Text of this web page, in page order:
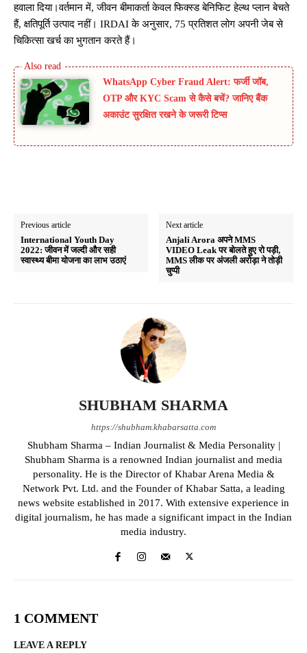
हवाला दिया।वर्तमान में, जीवन बीमाकर्ता केवल फिक्स्ड बेनिफिट हेल्थ प्लान बेचते
हैं, क्षतिपूर्ति उत्पाद नहीं। IRDAI के अनुसार, 75 प्रतिशत लोग अपनी जेब से
चिकित्सा खर्च का भुगतान करते हैं।
WhatsApp Cyber Fraud Alert: फर्जी जॉब,
OTP और KYC Scam से कैसे बचें? जानिए बैंक
अकाउंट सुरक्षित रखने के जरूरी टिप्स
Previous article
International Youth Day
2022: जीवन में जल्दी और सही
स्वास्थ्य बीमा योजना का लाभ उठाएं
Next article
Anjali Arora अपने MMS
VIDEO Leak पर बोलते हुए रो पड़ी,
MMS लीक पर अंजली अरोड़ा ने तोड़ी
चुप्पी
SHUBHAM SHARMA
https://shubham.khabarsatta.com
Shubham Sharma – Indian Journalist & Media Personality |
Shubham Sharma is a renowned Indian journalist and media
personality. He is the Director of Khabar Arena Media &
Network Pvt. Ltd. and the Founder of Khabar Satta, a leading
news website established in 2017. With extensive experience in
digital journalism, he has made a significant impact in the Indian
media industry.
1 COMMENT
LEAVE A REPLY